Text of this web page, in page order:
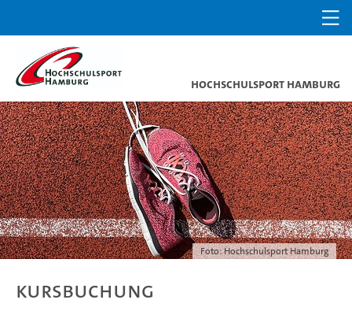
Hochschulsport Hamburg
Foto: Hochschulsport Hamburg
Kursbuchung